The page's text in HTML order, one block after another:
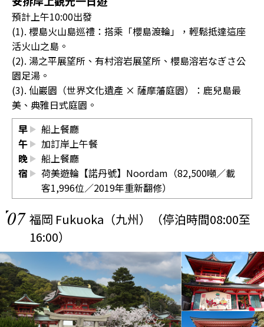
預計上午10:00出發
(1). 櫻島火山島巡禮：搭乘「櫻島渡輪」，輕鬆抵達這座
活火山之島。
(2). 湯之平展望所、有村溶岩展望所、櫻島溶岩なぎさ公
園足湯。
(3). 仙巖園（世界文化遺產 × 薩摩藩庭園）：鹿兒島最
美、典雅日式庭園。
早
船上餐廳
午
加訂岸上午餐
晚
船上餐廳
宿
荷美遊輪【諾丹號】Noordam（82,500噸／載
客1,996位／2019年重新翻修）
07 福岡 Fukuoka（九州）（停泊時間08:00至
16:00）